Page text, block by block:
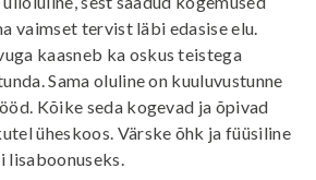
vaimset tervist läbi edasise elu.
kaasneb ka oskus teistega
Sama oluline on kuuluvustunne
Kõike seda kogevad ja õpivad
üheskoos. Värske õhk jafüüsiline
lisaboonuseks.